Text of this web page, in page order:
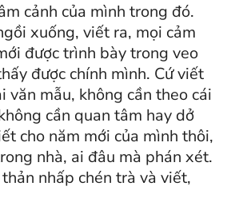
cảnh của mình trong đó.
xuống, viết ra, mọi cảm
được trình bày trong veo
được chính mình. Cứ viết
văn mẫu, không cần theo cái
cần quan tâm hay dở
cho năm mới của mình thôi,
nhà, ai đâu mà phán xét.
nhấp chén trà và viết,